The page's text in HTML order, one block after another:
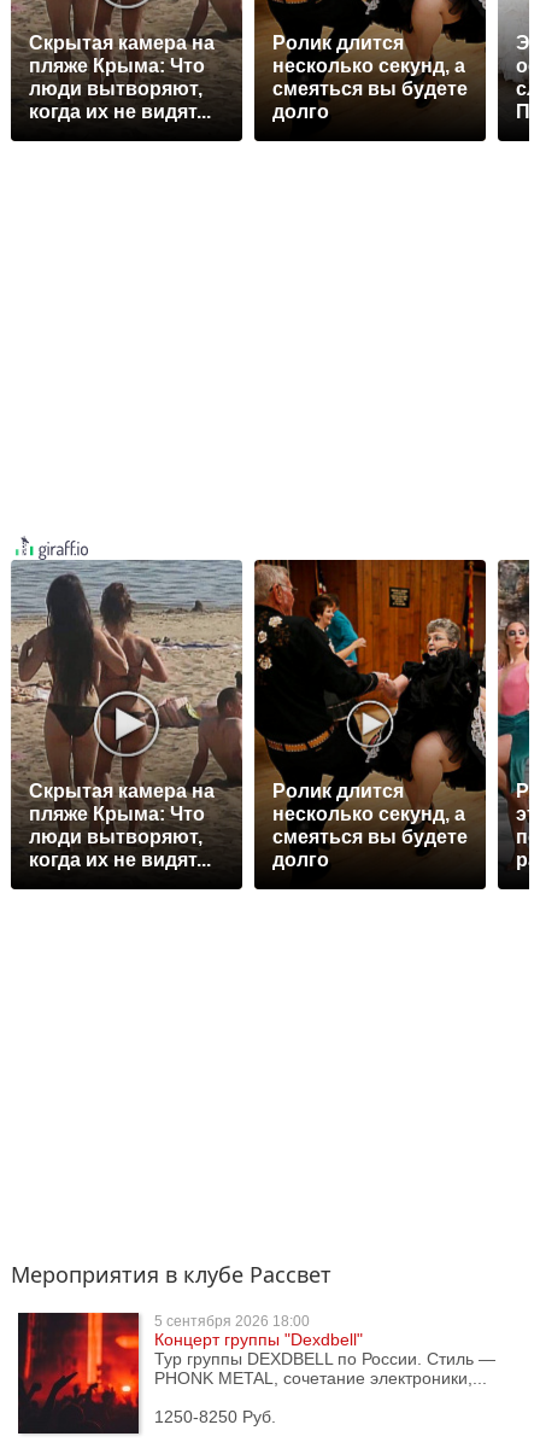
Скрытая камера на
пляже Крыма: Что
люди вытворяют,
когда их не видят...
Ролик длится
несколько секунд, а
смеяться вы будете
долго
Скрытая камера на
пляже Крыма: Что
люди вытворяют,
когда их не видят...
Ролик длится
несколько секунд, а
смеяться вы будете
долго
Мероприятия в клубе Рассвет
5 сентября 2026 18:00
Концерт группы "Dexdbell"
Тур группы DEXDBELL по России. Стиль —
PHONK METAL, сочетание электроники,...
1250-8250 Руб.